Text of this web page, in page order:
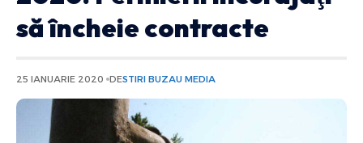
să încheie contracte
25 IANUARIE 2020 DESTIRI BUZAU MEDIA